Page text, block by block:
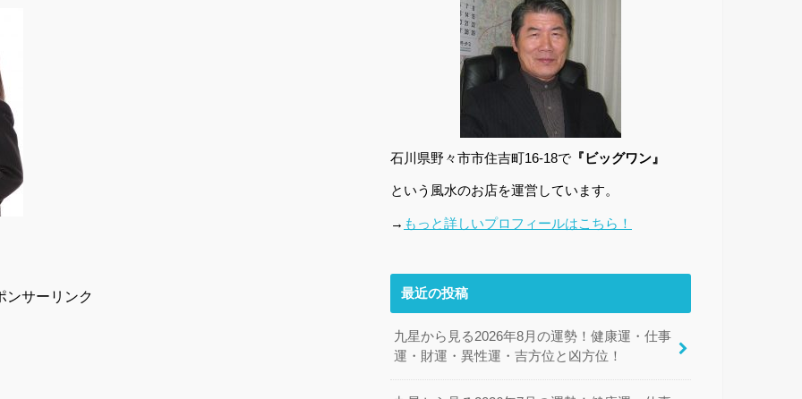
ンサーリンク
石川県野々市市住吉町16-18で 『ビッグワン』
という風水のお店を運営しています。
→ もっと詳しいプロフィールはこちら！
最近の投稿
九星から見る2026年8月の運勢！健康運・仕事
運・財運・異性運・吉方位と凶方位！